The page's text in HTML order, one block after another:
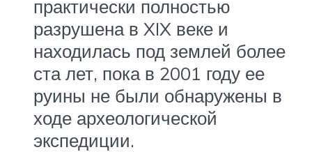
практически полностью
разрушена в XIX веке и
находилась под землей более
ста лет, пока в 2001 году ее
руины не были обнаружены в
ходе археологической
экспедиции.